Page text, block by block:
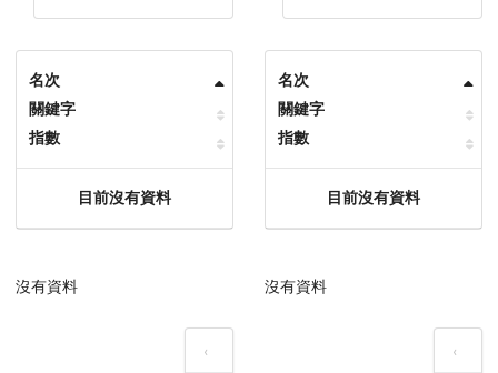
名次
關鍵字
指數
目前沒有資料
沒有資料
‹
名次
關鍵字
指數
目前沒有資料
沒有資料
‹